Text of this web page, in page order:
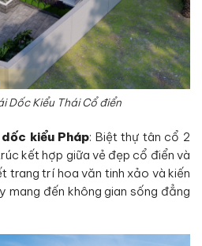
Dốc Kiểu Thái Cổ điển
kiểu Pháp: Biệt thự tân cổ 2
kết hợp giữa vẻ đẹp cổ điển và
trang trí hoa văn tinh xảo và kiến
đến không gian sống đẳng